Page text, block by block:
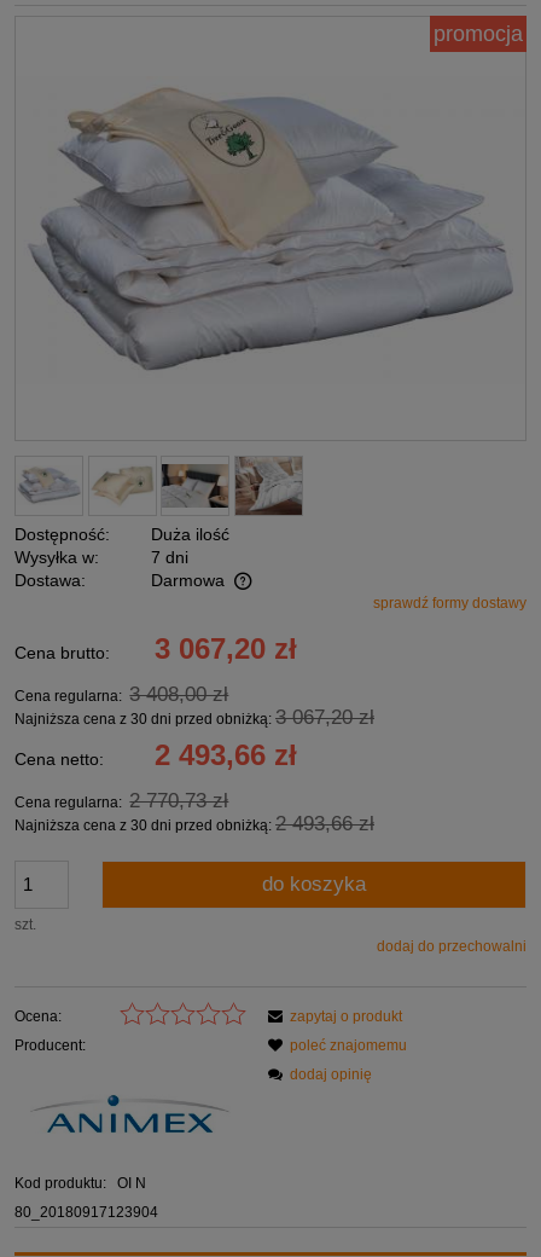
promocja
Dostępność:
Duża ilość
Wysyłka w:
7 dni
Dostawa:
Darmowa
Cena nie zawiera ewentualnych kosztów płatnościsprawdź formy dostawy
Cena brutto: 3 067,20 zł
Cena regularna: 3 408,00 zł
Najniższa cena z 30 dni przed obniżką: 3 067,20 zł
Cena netto: 2 493,66 zł
Cena regularna: 2 770,73 zł
Najniższa cena z 30 dni przed obniżką: 2 493,66 zł
szt.
do koszyka
dodaj do przechowalni
Ocena:
Producent:
Kod produktu:
OI N
80_20180917123904
zapytaj o produkt
poleć znajomemu
dodaj opinię